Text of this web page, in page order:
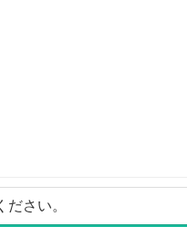
さい。